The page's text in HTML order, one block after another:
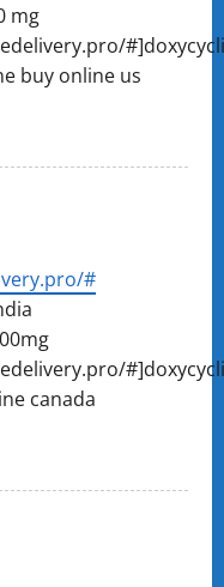
mg
buy online us
#
canada